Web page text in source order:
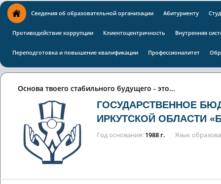
Сведения об образовательной организации Абитуриенту
Противодействие коррупции Клиентоцентричность Внутренняя
Переподготовка и повышение квалификации Профессионалитет
Основа твоего стабильного будущего - это...
ГОСУДАРСТВЕННОЕ
ИРКУТСКОЙ ОБЛАСТИ
Год основания 1988 г. Язык